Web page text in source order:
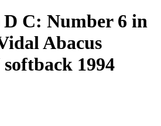
C: Number 6 in
Abacus
1994